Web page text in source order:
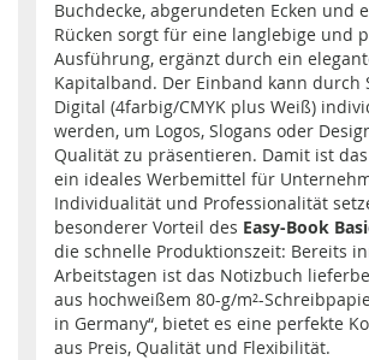
Buchdecke, abgerundeten Ecken und
Rücken sorgt für eine langlebige und
Ausführung, ergänzt durch ein
Kapitalband. Der Einband kann durch
Digital (4farbig/CMYK plus Weiß)
werden, um Logos, Slogans oder
Qualität zu präsentieren. Damit ist
ein ideales Werbemittel für
Individualität und Professionalität
besonderer Vorteil des Easy-Book
die schnelle Produktionszeit: Bereits
Arbeitstagen ist das Notizbuch
aus hochweißem 80-g/m²-
in Germany“, bietet es eine perfekte
aus Preis, Qualität und Flexibilität.